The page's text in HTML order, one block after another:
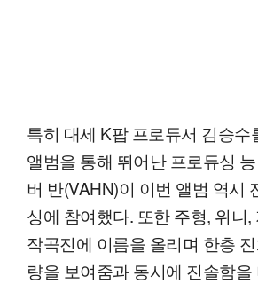
특히 대세 K팝 프로듀서 김승수
앨범을 통해 뛰어난 프로듀싱
버 반(VAHN)이 이번 앨범 역시
싱에 참여했다. 또한 주형, 위니,
작곡진에 이름을 올리며 한층
량을 보여줌과 동시에 진솔함을